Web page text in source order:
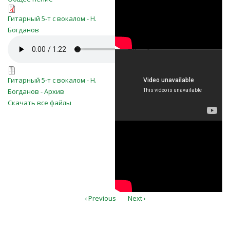
mpodobita_Choir.pdf
00_ierusalime,_cetate-
mpodobita_Full Score.pdf
Гитарный 5-т с вокалом - Н.
Богданов
ierusalime,_cetate-mpodobita.mp3
ierusalime,_cetate-mpodobita.7z
Гитарный 5-т с вокалом - Н.
Богданов - Архив
Скачать все файлы
împodobită.
румынская песня
‹ Previous Next ›